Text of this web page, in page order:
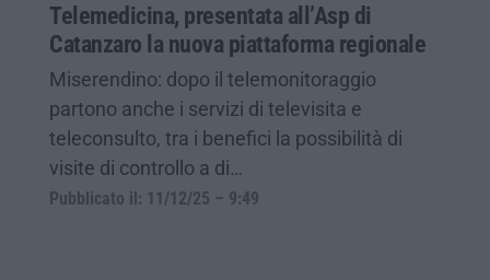
Telemedicina, presentata all’Asp di
Catanzaro la nuova piattaforma regionale
Miserendino: dopo il telemonitoraggio
partono anche i servizi di televisita e
teleconsulto, tra i benefici la possibilità di
visite di controllo a di…
Pubblicato il: 11/12/25 – 9:49